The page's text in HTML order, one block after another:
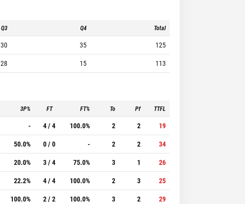
Q3 Q4 Total
30 35
125
28 15 113
3P% FT FT% To Pf TTFL
- 4 / 4 100.0% 2 2
19
50.0% 0 / 0 - 2 2
34
20.0% 3 / 4 75.0% 3 1
26
22.2% 4 / 4 100.0% 2 3
25
100.0% 2 / 2 100.0% 3 2
29